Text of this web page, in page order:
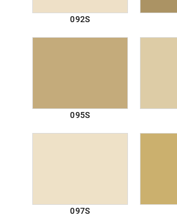
092S
095S
097S